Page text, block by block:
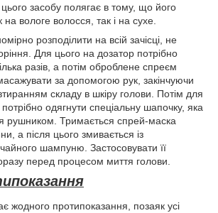
засобу полягає в тому, що його
вологе волосся, так і на сухе.
розподілити на всій зачісці, не
Для цього на дозатор потрібно
разів, а потім оброблене спреєм
за допомогою рук, закінчуючи
складу в шкіру голови. Потім для
одягнути спеціальну шапочку, яка
рушником. Тримається спрей-маска
а після цього змивається із
шампуню. Застосовувати її
перед процесом миття голови.
жодного протипоказання, позаяк усі